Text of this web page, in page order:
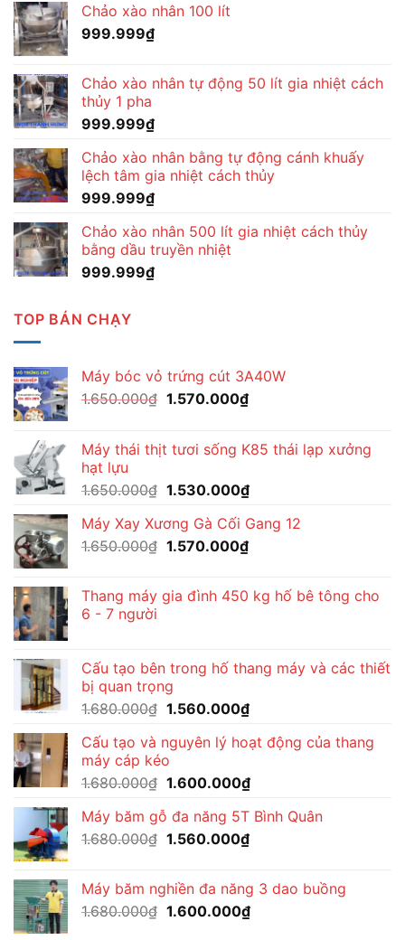
Chảo xào nhân 100 lít
999.999₫
Chảo xào nhân tự động 50 lít gia nhiệt cách
thủy 1 pha
999.999₫
Chảo xào nhân bằng tự động cánh khuấy
lệch tâm gia nhiệt cách thủy
999.999₫
Chảo xào nhân 500 lít gia nhiệt cách thủy
bằng dầu truyền nhiệt
999.999₫
TOP BÁN CHẠY
Máy bóc vỏ trứng cút 3A40W
1.650.000₫ Giá
1.650.000₫.
1.570.000₫Giá
là:
Máy thái thịt tươi sống K85 thái lạp xưởng
hạt lựu
1.650.000₫ Giá
là:
1.650.000₫.
1.530.000₫Giá
tại
là:
Máy Xay Xương Gà Cối Gang 12
1.650.000₫ Giá
1.650.000₫.
1.570.000₫Giá
là:
Thang máy gia đình 450 kg hố bê tông cho
6 - 7 người
Cấu tạo bên trong hố thang máy và các thiết
bị quan trọng
1.680.000₫ Giá
là:
1.680.000₫.
1.560.000₫Giá
tại
1.560.000₫.
Cấu tạo và nguyên lý hoạt động của thang
máy cáp kéo
1.680.000₫ Giá
là:
1.680.000₫.
1.600.000₫Giá
tại
là:
Máy băm gỗ đa năng 5T Bình Quân
1.680.000₫ Giá
1.680.000₫.
1.560.000₫Giá
là:
1.560.000₫.
Máy băm nghiền đa năng 3 dao buồng
1.680.000₫ Giá
1.600.000₫Giá